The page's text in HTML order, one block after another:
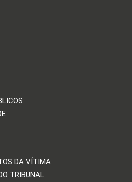
DA VÍTIMA
TRIBUNAL